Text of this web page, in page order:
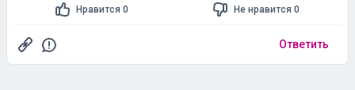
Нравится 0 Не нравится 0
Ответить